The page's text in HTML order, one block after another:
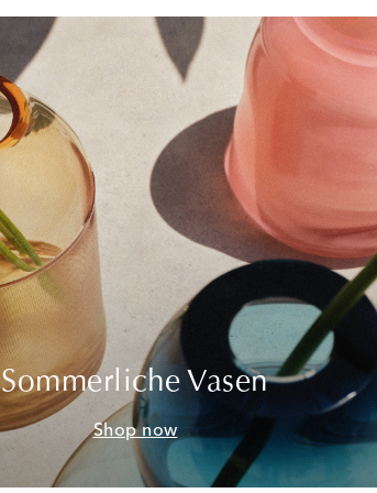
Sommerliche Vasen
Shop now